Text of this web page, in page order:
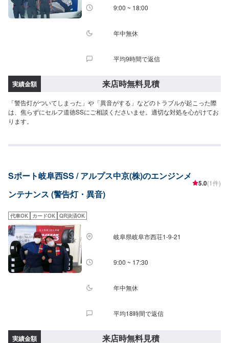
9:00 ~ 18:00
年中無休
平均9時間で返信
実績金額 来店時無料見積
「警告灯がついてしまった」や「異音がする」などのトラブルが起こった際
は、焦らずにセルフ道徳SSにご相談くださいませ。適切な対処を心がけてお
ります。
Sポート岐阜西SS / アルプス中京(株)のエンジンメ
ンテナンス (警告灯・異音)
5.0(1件)
代車OK カードOK QR決済OK
岐阜県岐阜市西荘1-9-21
9:00 ~ 17:30
年中無休
平均18時間で返信
実績金額 来店時無料見積